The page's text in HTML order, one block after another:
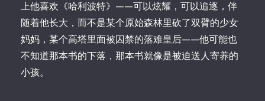
上他喜欢《哈利波特》——可以炫耀，可以追逐，伴
随着他长大，而不是某个原始森林里砍了双臂的少女
妈妈，某个高塔里面被囚禁的落难皇后——他可能也
不知道那本书的下落，那本书就像是被迫送人寄养的
小孩。